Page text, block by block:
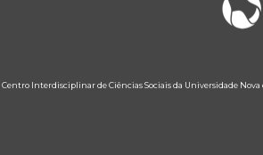
- Centro Interdisciplinar de Ciências Sociais da Universidade